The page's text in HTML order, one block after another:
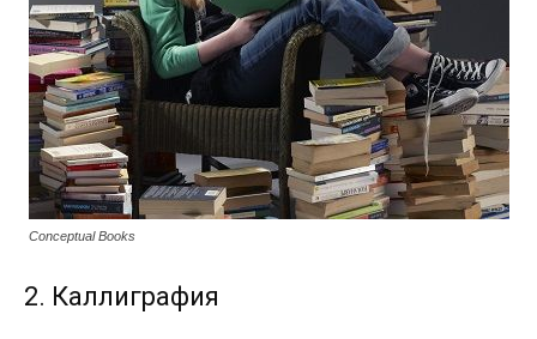
Conceptual Books
2. Каллиграфия